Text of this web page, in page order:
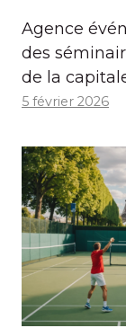
Agence
des
de la
5 février 2026